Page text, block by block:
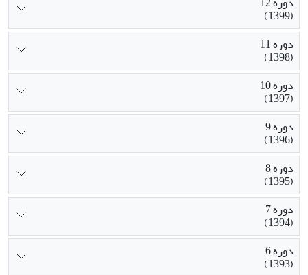
(1399)
دوره 11
(1398)
دوره 10
(1397)
دوره 9
(1396)
دوره 8
(1395)
دوره 7
(1394)
دوره 6
(1393)